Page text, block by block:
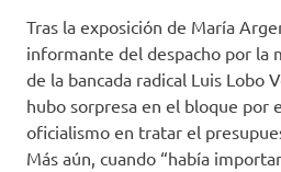
Tras la exposición de María
informante del despacho por la
de la bancada radical Luis Lobo
hubo sorpresa en el bloque por
oficialismo en tratar el
Más aún, cuando “había